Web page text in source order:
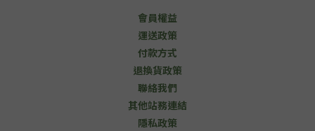
會員權益
運送政策
付款方式
退換貨政策
聯絡我們
其他站務連結
隱私政策